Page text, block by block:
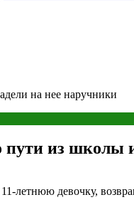
на нее наручники
из школы
летнюю девочку,